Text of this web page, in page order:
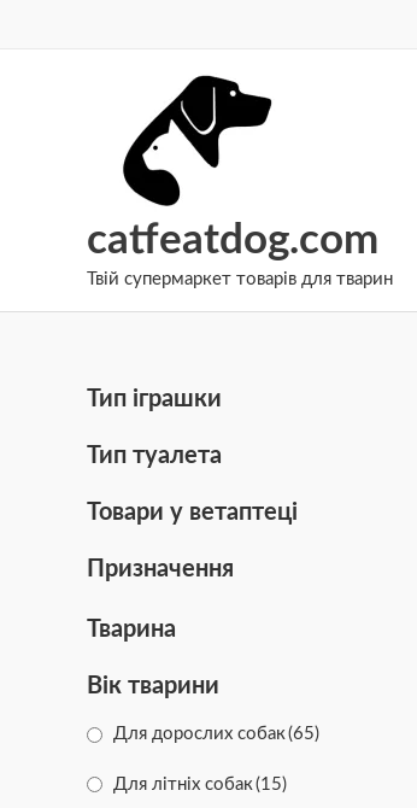
catfeatdog.com
Твій супермаркет товарів для тварин
Тип іграшки
Тип туалета
Товари у ветаптеці
Призначення
Тварина
Вік тварини
Для дорослих собак(65)
Для літніх собак (15)